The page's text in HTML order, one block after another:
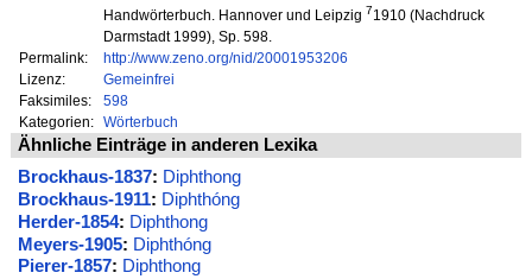
Handwörterbuch. Hannover und Leipzig 71910 (Nachdruck
Darmstadt 1999), Sp. 598.
Permalink:
http://www.zeno.org/nid/20001953206
Lizenz:
Gemeinfrei
Faksimiles:
598
Kategorien:
Wörterbuch
Ähnliche Einträge in anderen Lexika
Brockhaus-1837: Diphthong
Brockhaus-1911: Diphthóng
Herder-1854: Diphthong
Meyers-1905: Diphthóng
Pierer-1857: Diphthong